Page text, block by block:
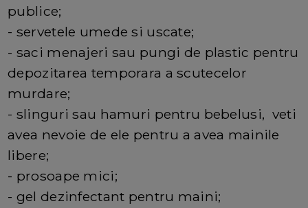
publice;
- servetele umede si uscate;
- saci menajeri sau pungi de plastic pentru
depozitarea temporara a scutecelor
murdare;
- slinguri sau hamuri pentru bebelusi, veti
avea nevoie de ele pentru a avea mainile
libere;
- prosoape mici;
- gel dezinfectant pentru maini;